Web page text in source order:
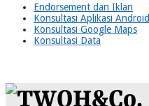
Endorsement dan Iklan
Konsultasi Aplikasi Android
Konsultasi Google Maps
Konsultasi Data